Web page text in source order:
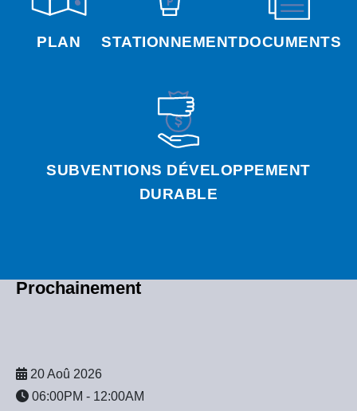
PLAN STATIONNEMENTDOCUMENTS
SUBVENTIONS DÉVELOPPEMENT
DURABLE
Prochainement
20 Aoû 2026
06:00PM - 12:00AM